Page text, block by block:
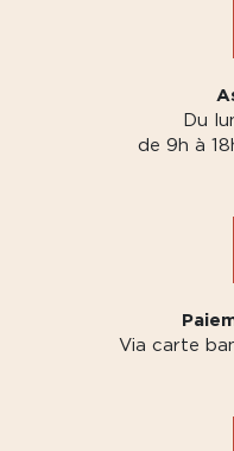
Du
de 9h à
Via carte